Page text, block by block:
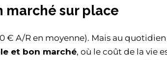
marché sur place
€ A/R en moyenne). Mais au quotidien
et bon marché, où le coût de la vie